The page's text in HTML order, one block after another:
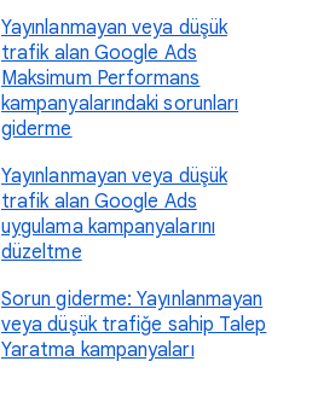
Yayınlanmayan veya düşük
trafik alan Google Ads
Maksimum Performans
kampanyalarındaki sorunları
giderme
Yayınlanmayan veya düşük
trafik alan Google Ads
uygulama kampanyalarını
düzeltme
Sorun giderme: Yayınlanmayan
veya düşük trafiğe sahip Talep
Yaratma kampanyaları